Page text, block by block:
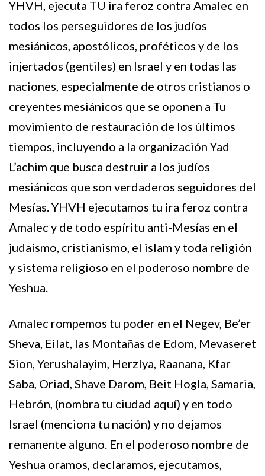
YHVH, ejecuta TU ira feroz contra Amalec en
todos los perseguidores de los judíos
mesiánicos, apostólicos, proféticos y de los
injertados (gentiles) en Israel y en todas las
naciones, especialmente de otros cristianos o
creyentes mesiánicos que se oponen a Tu
movimiento de restauración de los últimos
tiempos, incluyendo a la organización Yad
L’achim que busca destruir a los judíos
mesiánicos que son verdaderos seguidores del
Mesías. YHVH ejecutamos tu ira feroz contra
Amalec y de todo espíritu anti-Mesías en el
judaísmo, cristianismo, el islam y toda religión
y sistema religioso en el poderoso nombre de
Yeshua.
Amalec rompemos tu poder en el Negev, Be’er
Sheva, Eilat, las Montañas de Edom, Mevaseret
Sion, Yerushalayim, Herzlya, Raanana, Kfar
Saba, Oriad, Shave Darom, Beit Hogla, Samaria,
Hebrón, (nombra tu ciudad aquí) y en todo
Israel (menciona tu nación) y no dejamos
remanente alguno. En el poderoso nombre de
Yeshua oramos, declaramos, ejecutamos,